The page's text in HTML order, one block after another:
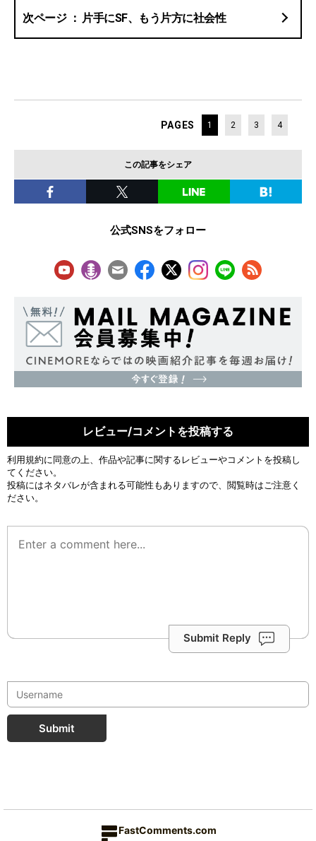
片手にSF、もう片方に社会性
PAGES 1 2 3 4
この記事をシェア
公式SNSをフォロー
レビュー/コメントを投稿する
利用規約に同意の上、作品や記事に関するレビューやコメントを投稿し
てください。
投稿にはネタバレが含まれる可能性もありますので、閲覧時はご注意く
ださい。
Submit Reply
Submit
FastComments.com